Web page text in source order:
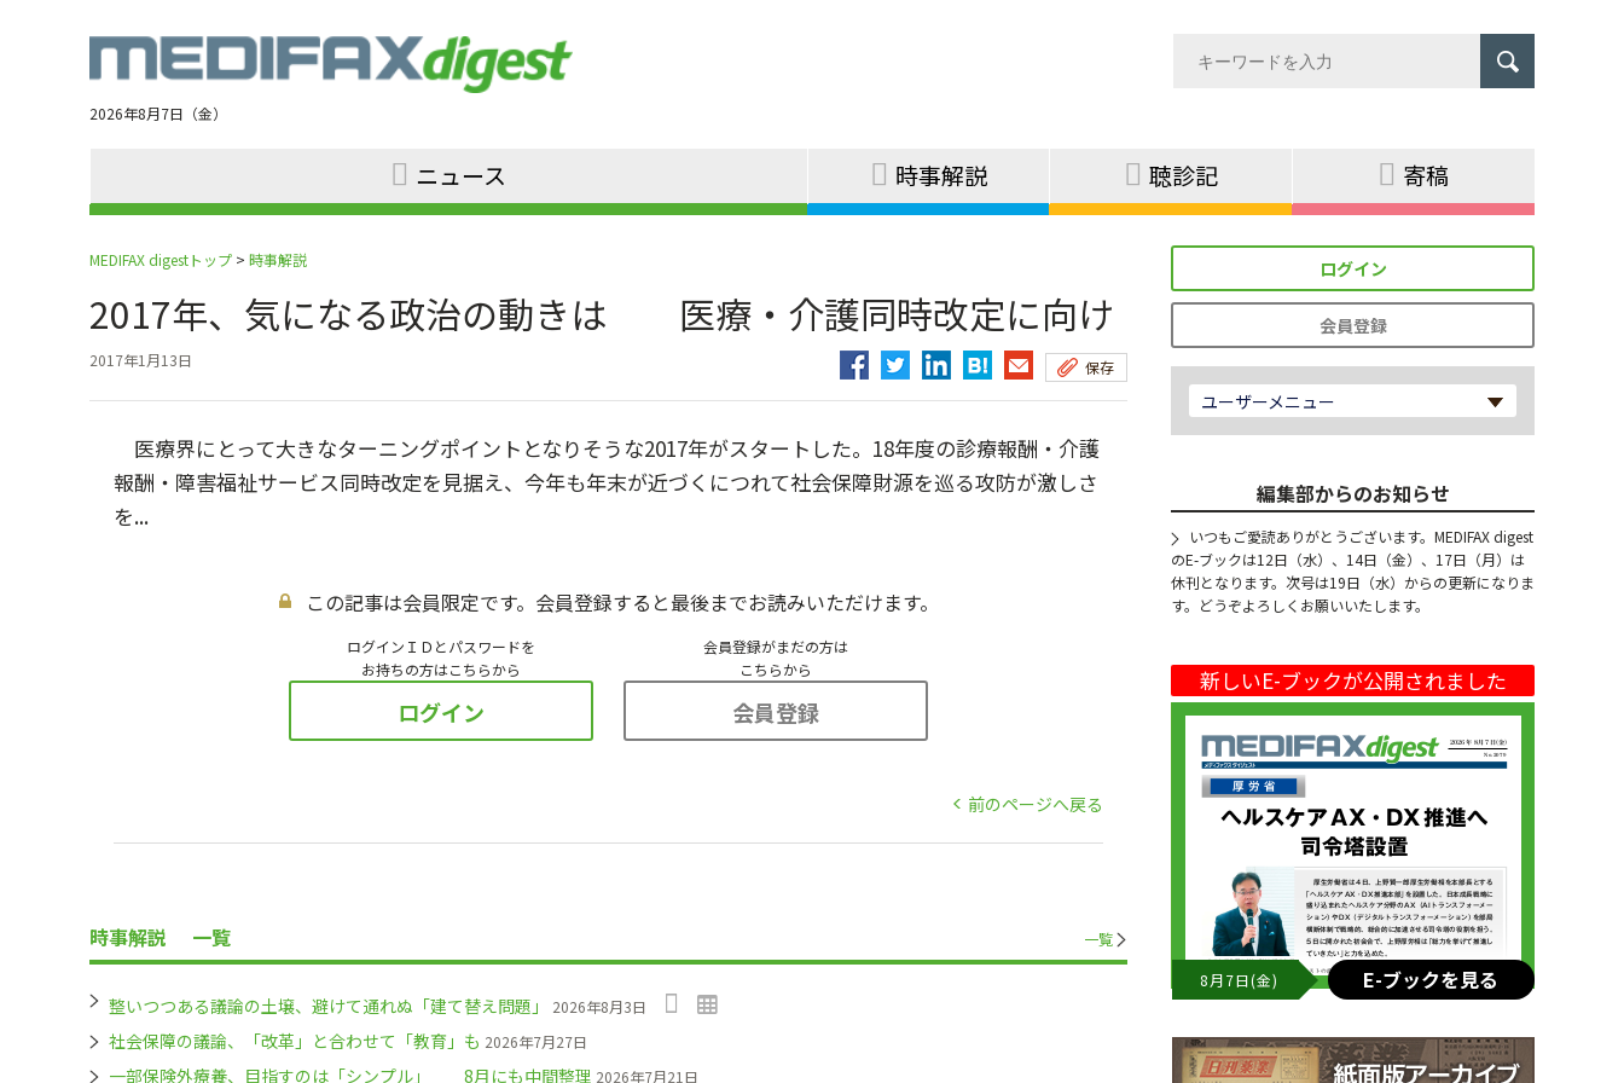
navigation
2026年8月7日（金）
ニュース 時事解説 聴診記 寄稿
MEDIFAX digestトップ > 時事解説
2017年、気になる政治の動きは 医療・介護同時改定に向け
2017年1月13日 保存
医療界にとって大きなターニングポイントとなりそうな2017年がスタートした。18年度の診療報酬・介護
報酬・障害福祉サービス同時改定を見据え、今年も年末が近づくにつれて社会保障財源を巡る攻防が激しさ
を...
この記事は会員限定です。会員登録すると最後までお読みいただけます。
ログインＩＤとパスワードを
お持ちの方はこちらから
ログイン
会員登録がまだの方は
こちらから
会員登録
前のページへ戻る
時事解説 一覧 一覧
整いつつある議論の土壌、避けて通れぬ「建て替え問題」 2026年8月3日
社会保障の議論、「改革」と合わせて「教育」も 2026年7月27日
一部保険外療養、目指すのは「シンプル」 8月にも中間整理 2026年7月21日
ログイン
会員登録
ユーザーメニュー
編集部からのお知らせ
いつもご愛読ありがとうございます。MEDIFAX digest
のE-ブックは12日（水）、14日（金）、17日（月）は
休刊となります。次号は19日（水）からの更新になりま
す。どうぞよろしくお願いいたします。
新しいE-ブックが公開されました
8月7日(金) E-ブックを見る